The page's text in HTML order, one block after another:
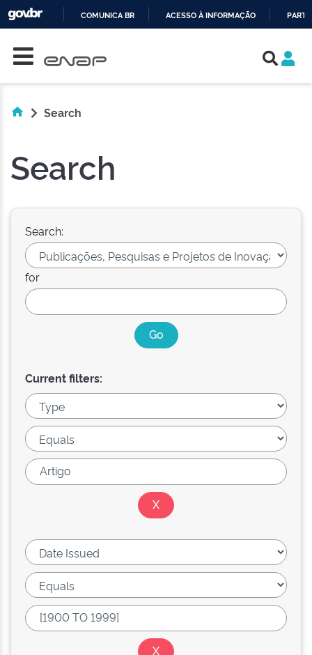
COMUNICA BR ACESSO À INFORMAÇÃO
Search
Search
Search:
for
Current filters: